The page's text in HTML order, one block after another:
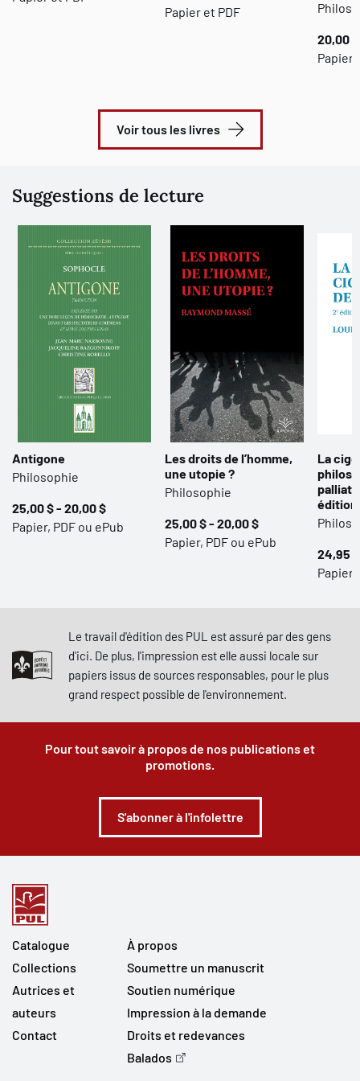
Papier et PDF
20,00 $
Papier
Voir tous les livres
Suggestions de lecture
Antigone
Philosophie
25,00 $ - 20,00 $
Papier, PDF ou ePub
Les droits de l’homme,
une utopie ?
Philosophie
25,00 $ - 20,00 $
Papier, PDF ou ePub
La
24,95
Papier
Le travail d'édition des PUL est assuré par des gens
d'ici. De plus, l'impression est elle aussi locale sur
papiers issus de sources responsables, pour le plus
grand respect possible de l'environnement.
Pour tout savoir à propos de nos publications et
promotions.
S'abonner à l'infolettre
Catalogue
Collections
Autrices et
auteurs
Contact
À propos
Soumettre un manuscrit
Soutien numérique
Impression à la demande
Droits et redevances
Balados